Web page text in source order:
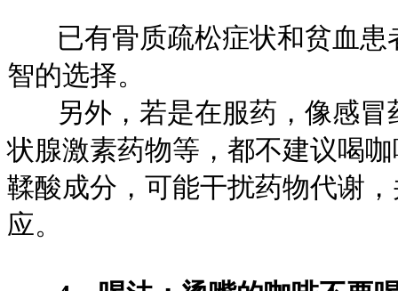
已有骨质疏松症状和贫血患
智的选择。
另外，若是在服药，像感冒
状腺激素药物等，都不建议喝
鞣酸成分，可能干扰药物代谢
应。